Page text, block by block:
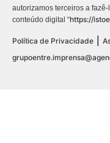
autorizamos terceiros a
conteúdo digital “https://
Política de Privacidade